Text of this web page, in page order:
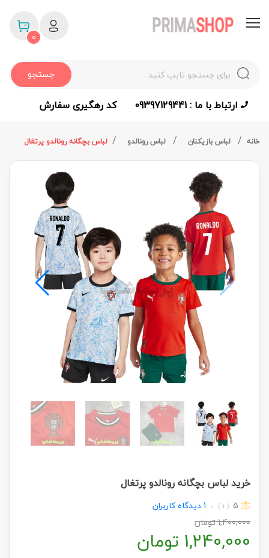
جستجو
0
ارتباط با ما : 09397129441 کد رهگیری سفارش
خانه لباس بازیکنان لباس رونالدو لباس بچگانه رونالدو پرتغال
خرید لباس بچگانه رونالدو پرتغال
5
( 1 )
1 دیدگاه کاربران
1,400,000تومان
1,240,000 تومان